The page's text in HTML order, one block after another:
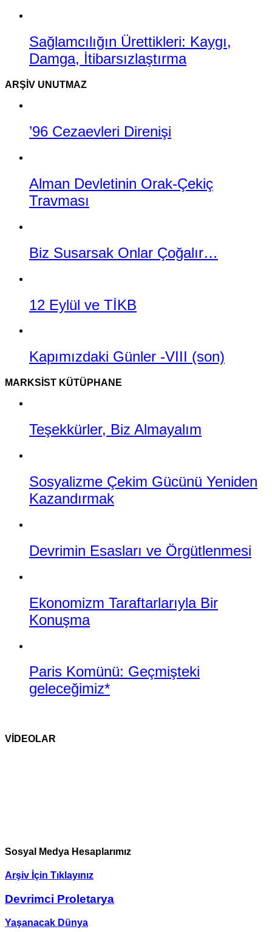
Sağlamcılığın Ürettikleri: Kaygı,
Damga, İtibarsızlaştırma
ARŞIV UNUTMAZ
’96 Cezaevleri Direnişi
Alman Devletinin Orak-Çekiç
Travması
Biz Susarsak Onlar Çoğalır…
12 Eylül ve TİKB
Kapımızdaki Günler -VIII (son)
MARKSIST KÜTÜPHANE
Teşekkürler, Biz Almayalım
Sosyalizme Çekim Gücünü Yeniden
Kazandırmak
Devrimin Esasları ve Örgütlenmesi
Ekonomizm Taraftarlarıyla Bir
Konuşma
Paris Komünü: Geçmişteki
geleceğimiz*
VİDEOLAR
Sosyal Medya Hesaplarımız
Arşiv İçin Tıklayınız
Devrimci Proletarya
Yaşanacak Dünya